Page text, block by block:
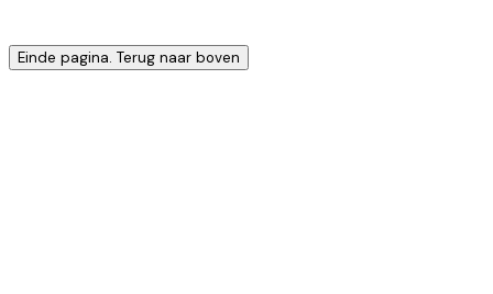
Einde pagina. Terug naar boven